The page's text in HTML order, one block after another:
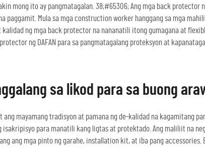
mong ito ay pangmatagalan. 38;#65306; Ang mga back protector
paggamit. Mula sa mga construction worker hanggang sa mga
ng mga back protector na nananatili itong gumagana at
ng DAFAN para sa pangmatagalang proteksyon at
sa likod para sa buong
mayamang tradisyon at pamana ng de-kalidad na kagamitang
para manatili kang ligtas at protektado. Ang maliliit na
ang mga pinto ng garahe, installation kit, at iba pang